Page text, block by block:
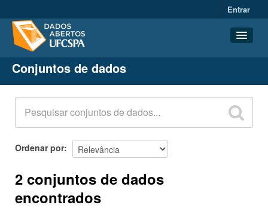
Entrar
Conjuntos de dados
Organizações
Grupos
Sobre
Conjuntos de dados
Ordenar por
2 conjuntos de dados
encontrados